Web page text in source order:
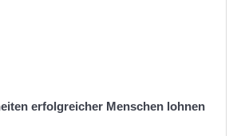
erfolgreicher Menschen lohnen